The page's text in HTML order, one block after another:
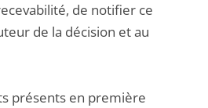
de notifier ce
de la décision et au
présents en première